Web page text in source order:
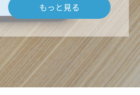
もっと見る